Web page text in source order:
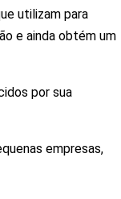
utilizam para
e ainda obtém um
por sua
empresas,